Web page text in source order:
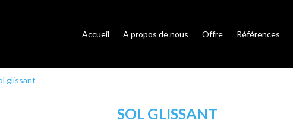
Accueil A propos de nous Offre Références
glissant
SOL GLISSANT